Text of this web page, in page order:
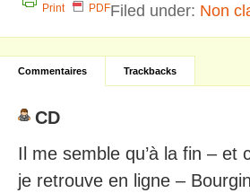
Print PDFFiled under: Non
Commentaires Trackbacks
CD
Il me semble qu’à la fin – et
je retrouve en ligne –